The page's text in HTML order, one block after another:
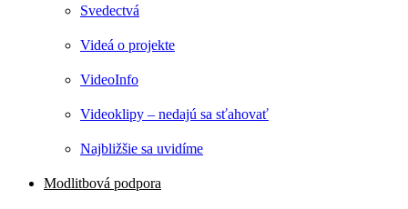
Svedectvá
Videá o projekte
VideoInfo
Videoklipy – nedajú sa sťahovať
Najbližšie sa uvidíme
Modlitbová podpora